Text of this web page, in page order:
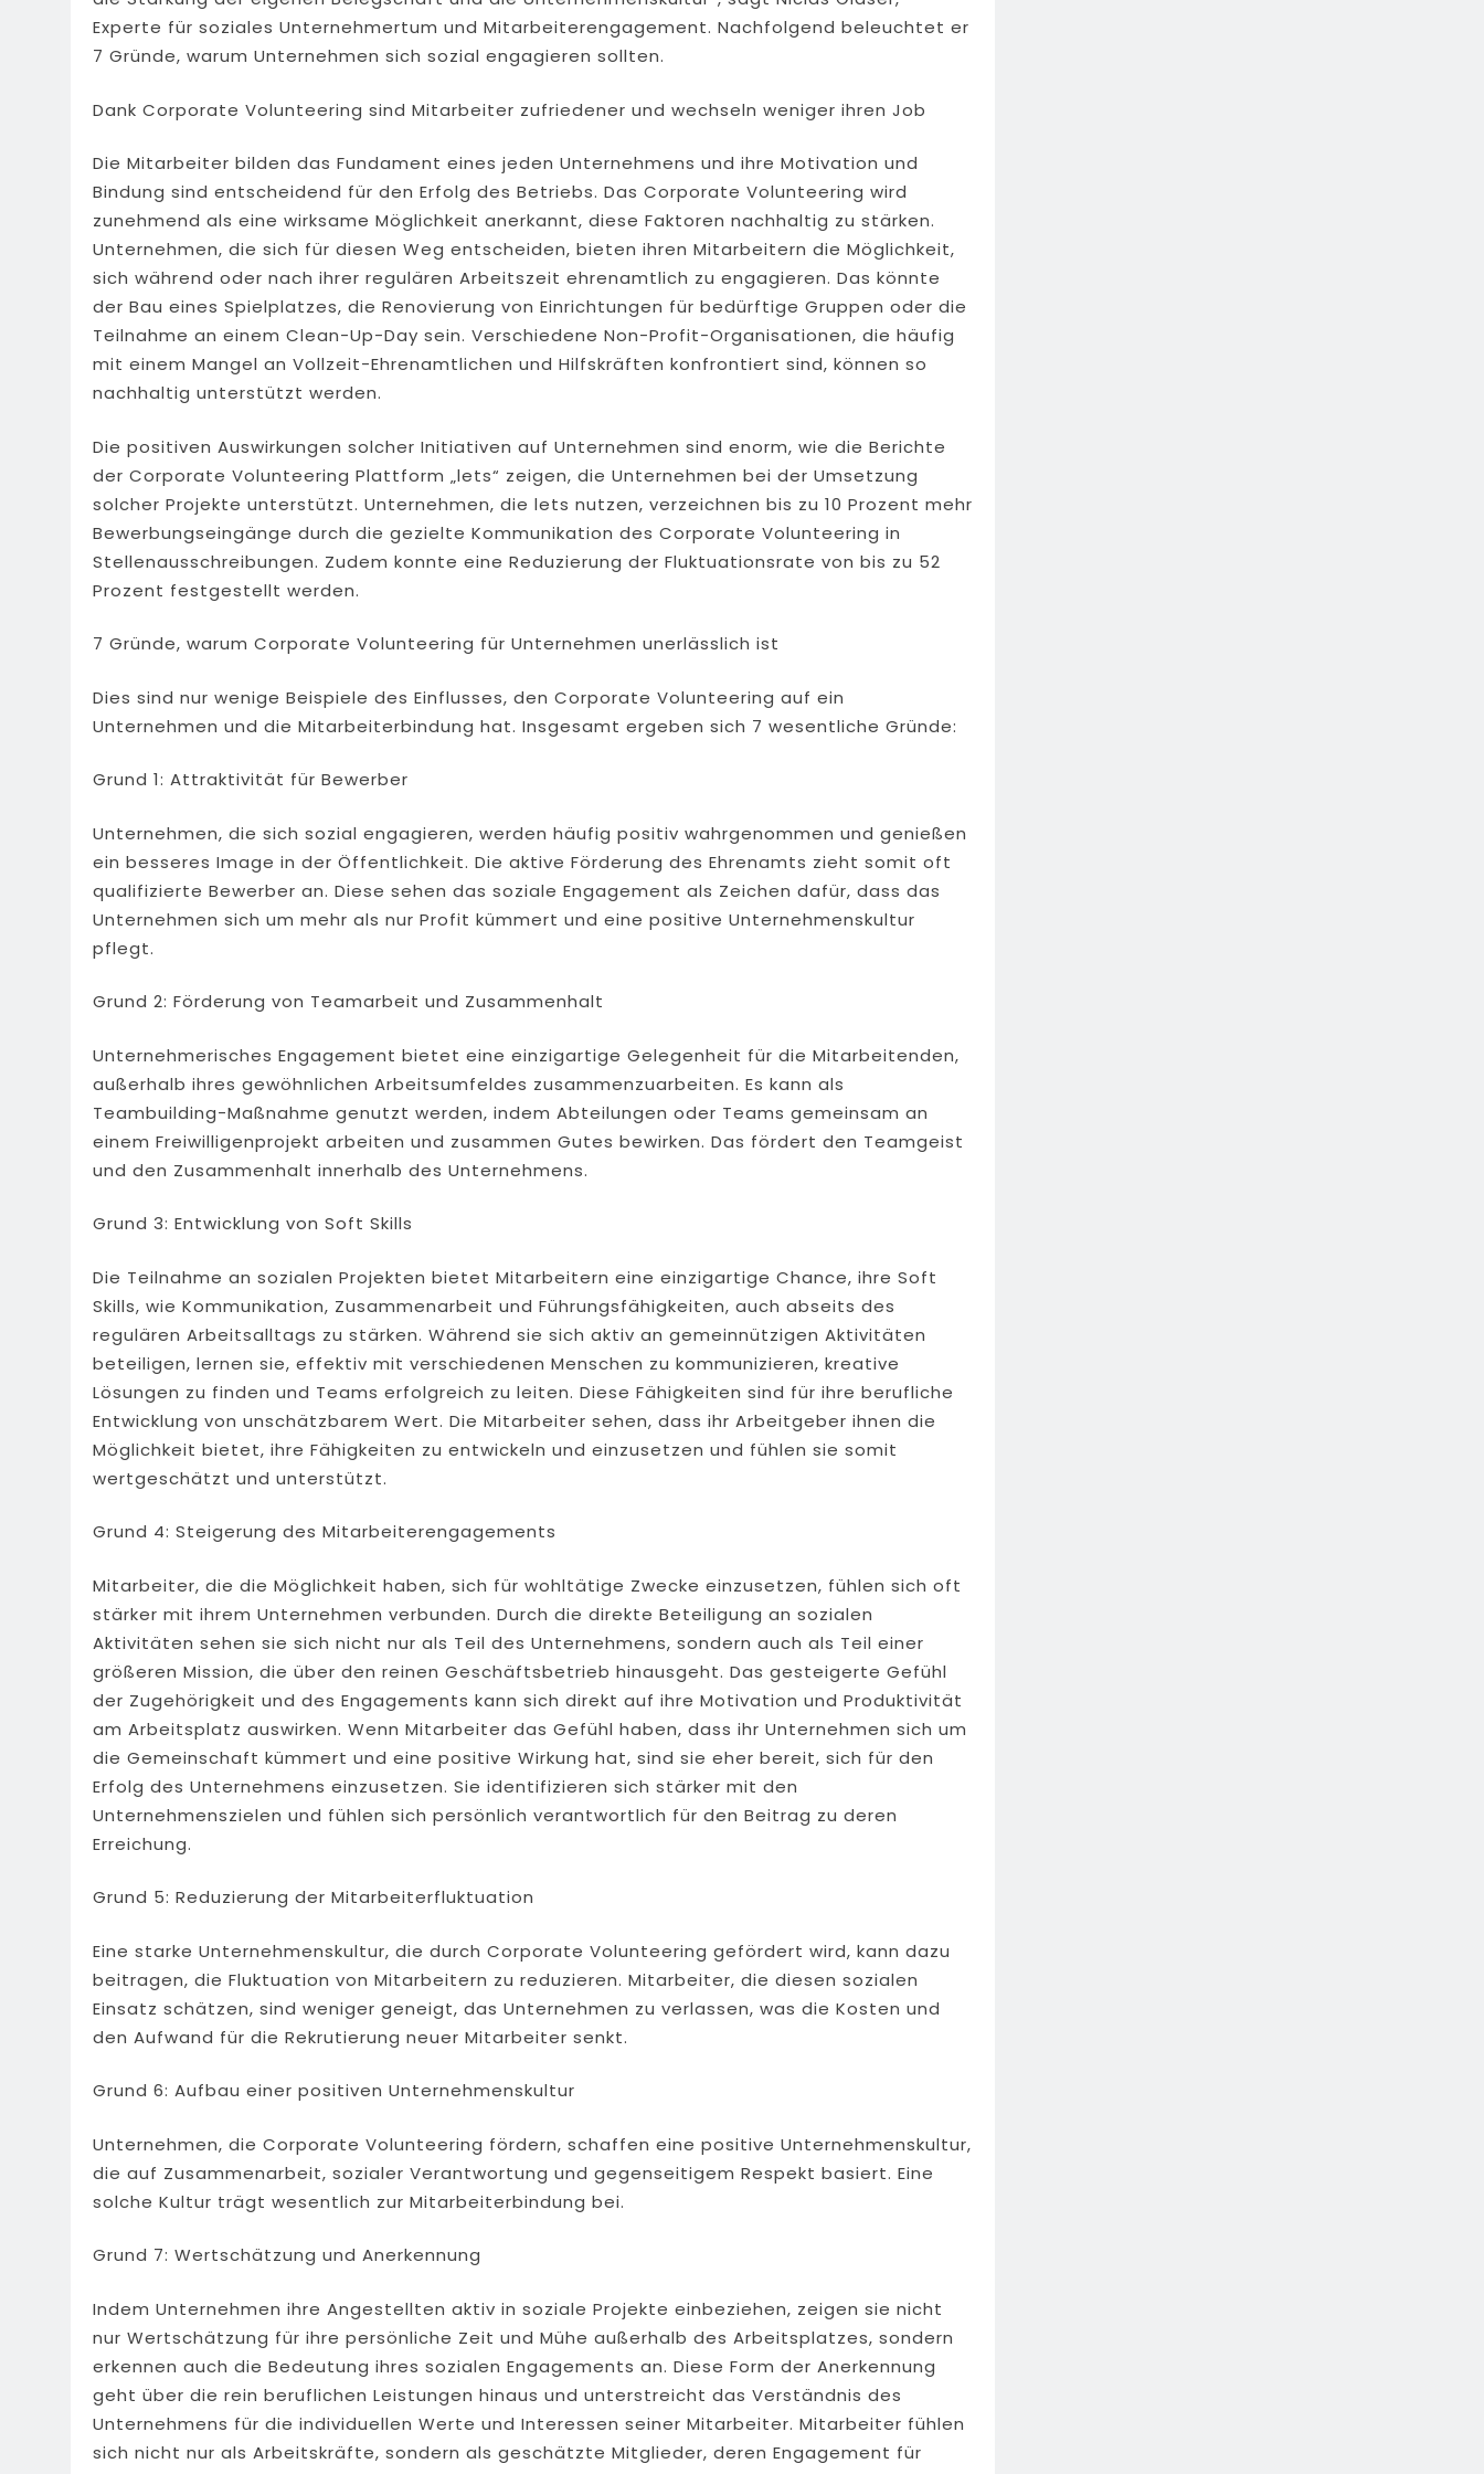
Experte für soziales Unternehmertum und Mitarbeiterengagement. Nachfolgend beleuchtet er
7 Gründe, warum Unternehmen sich sozial engagieren sollten.
Dank Corporate Volunteering sind Mitarbeiter zufriedener und wechseln weniger ihren Job
Die Mitarbeiter bilden das Fundament eines jeden Unternehmens und ihre Motivation und
Bindung sind entscheidend für den Erfolg des Betriebs. Das Corporate Volunteering wird
zunehmend als eine wirksame Möglichkeit anerkannt, diese Faktoren nachhaltig zu stärken.
Unternehmen, die sich für diesen Weg entscheiden, bieten ihren Mitarbeitern die Möglichkeit,
sich während oder nach ihrer regulären Arbeitszeit ehrenamtlich zu engagieren. Das könnte
der Bau eines Spielplatzes, die Renovierung von Einrichtungen für bedürftige Gruppen oder die
Teilnahme an einem Clean-Up-Day sein. Verschiedene Non-Profit-Organisationen, die häufig
mit einem Mangel an Vollzeit-Ehrenamtlichen und Hilfskräften konfrontiert sind, können so
nachhaltig unterstützt werden.
Die positiven Auswirkungen solcher Initiativen auf Unternehmen sind enorm, wie die Berichte
der Corporate Volunteering Plattform „lets“ zeigen, die Unternehmen bei der Umsetzung
solcher Projekte unterstützt. Unternehmen, die lets nutzen, verzeichnen bis zu 10 Prozent mehr
Bewerbungseingänge durch die gezielte Kommunikation des Corporate Volunteering in
Stellenausschreibungen. Zudem konnte eine Reduzierung der Fluktuationsrate von bis zu 52
Prozent festgestellt werden.
7 Gründe, warum Corporate Volunteering für Unternehmen unerlässlich ist
Dies sind nur wenige Beispiele des Einflusses, den Corporate Volunteering auf ein
Unternehmen und die Mitarbeiterbindung hat. Insgesamt ergeben sich 7 wesentliche Gründe:
Grund 1: Attraktivität für Bewerber
Unternehmen, die sich sozial engagieren, werden häufig positiv wahrgenommen und genießen
ein besseres Image in der Öffentlichkeit. Die aktive Förderung des Ehrenamts zieht somit oft
qualifizierte Bewerber an. Diese sehen das soziale Engagement als Zeichen dafür, dass das
Unternehmen sich um mehr als nur Profit kümmert und eine positive Unternehmenskultur
pflegt.
Grund 2: Förderung von Teamarbeit und Zusammenhalt
Unternehmerisches Engagement bietet eine einzigartige Gelegenheit für die Mitarbeitenden,
außerhalb ihres gewöhnlichen Arbeitsumfeldes zusammenzuarbeiten. Es kann als
Teambuilding-Maßnahme genutzt werden, indem Abteilungen oder Teams gemeinsam an
einem Freiwilligenprojekt arbeiten und zusammen Gutes bewirken. Das fördert den Teamgeist
und den Zusammenhalt innerhalb des Unternehmens.
Grund 3: Entwicklung von Soft Skills
Die Teilnahme an sozialen Projekten bietet Mitarbeitern eine einzigartige Chance, ihre Soft
Skills, wie Kommunikation, Zusammenarbeit und Führungsfähigkeiten, auch abseits des
regulären Arbeitsalltags zu stärken. Während sie sich aktiv an gemeinnützigen Aktivitäten
beteiligen, lernen sie, effektiv mit verschiedenen Menschen zu kommunizieren, kreative
Lösungen zu finden und Teams erfolgreich zu leiten. Diese Fähigkeiten sind für ihre berufliche
Entwicklung von unschätzbarem Wert. Die Mitarbeiter sehen, dass ihr Arbeitgeber ihnen die
Möglichkeit bietet, ihre Fähigkeiten zu entwickeln und einzusetzen und fühlen sie somit
wertgeschätzt und unterstützt.
Grund 4: Steigerung des Mitarbeiterengagements
Mitarbeiter, die die Möglichkeit haben, sich für wohltätige Zwecke einzusetzen, fühlen sich oft
stärker mit ihrem Unternehmen verbunden. Durch die direkte Beteiligung an sozialen
Aktivitäten sehen sie sich nicht nur als Teil des Unternehmens, sondern auch als Teil einer
größeren Mission, die über den reinen Geschäftsbetrieb hinausgeht. Das gesteigerte Gefühl
der Zugehörigkeit und des Engagements kann sich direkt auf ihre Motivation und Produktivität
am Arbeitsplatz auswirken. Wenn Mitarbeiter das Gefühl haben, dass ihr Unternehmen sich um
die Gemeinschaft kümmert und eine positive Wirkung hat, sind sie eher bereit, sich für den
Erfolg des Unternehmens einzusetzen. Sie identifizieren sich stärker mit den
Unternehmenszielen und fühlen sich persönlich verantwortlich für den Beitrag zu deren
Erreichung.
Grund 5: Reduzierung der Mitarbeiterfluktuation
Eine starke Unternehmenskultur, die durch Corporate Volunteering gefördert wird, kann dazu
beitragen, die Fluktuation von Mitarbeitern zu reduzieren. Mitarbeiter, die diesen sozialen
Einsatz schätzen, sind weniger geneigt, das Unternehmen zu verlassen, was die Kosten und
den Aufwand für die Rekrutierung neuer Mitarbeiter senkt.
Grund 6: Aufbau einer positiven Unternehmenskultur
Unternehmen, die Corporate Volunteering fördern, schaffen eine positive Unternehmenskultur,
die auf Zusammenarbeit, sozialer Verantwortung und gegenseitigem Respekt basiert. Eine
solche Kultur trägt wesentlich zur Mitarbeiterbindung bei.
Grund 7: Wertschätzung und Anerkennung
Indem Unternehmen ihre Angestellten aktiv in soziale Projekte einbeziehen, zeigen sie nicht
nur Wertschätzung für ihre persönliche Zeit und Mühe außerhalb des Arbeitsplatzes, sondern
erkennen auch die Bedeutung ihres sozialen Engagements an. Diese Form der Anerkennung
geht über die rein beruflichen Leistungen hinaus und unterstreicht das Verständnis des
Unternehmens für die individuellen Werte und Interessen seiner Mitarbeiter. Mitarbeiter fühlen
sich nicht nur als Arbeitskräfte, sondern als geschätzte Mitglieder, deren Engagement für